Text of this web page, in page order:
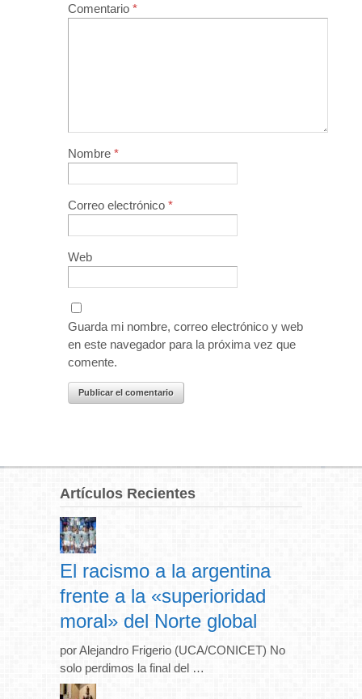
Comentario *
Nombre *
Correo electrónico *
Web
Guarda mi nombre, correo electrónico y web
en este navegador para la próxima vez que
comente.
Artículos Recientes
El racismo a la argentina
frente a la «superioridad
moral» del Norte global
por Alejandro Frigerio (UCA/CONICET) No
solo perdimos la final del …